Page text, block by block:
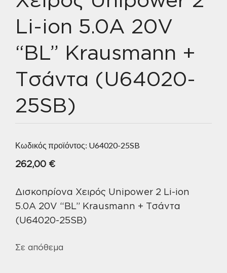
Li-ion 5.0A 20V
“BL” Krausmann +
Τσάντα (U64020-
25SB)
Κωδικός προϊόντος: U64020-25SB
262,00 €
Δισκοπρίονα Χειρός Unipower 2 Li-ion
5.0A 20V “BL” Krausmann + Τσάντα
(U64020-25SB)
Σε απόθεμα